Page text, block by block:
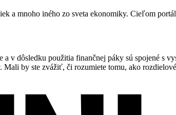
a mnoho iného zo sveta ekonomiky. Cieľom
v dôsledku použitia finančnej páky sú spojené s
by ste zvážiť, či rozumiete tomu, ako